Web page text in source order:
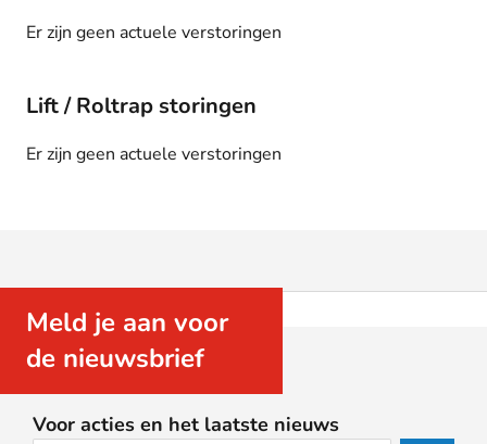
Er zijn geen actuele verstoringen
Lift / Roltrap storingen
Er zijn geen actuele verstoringen
Meld je aan voor
de nieuwsbrief
Voor acties en het laatste nieuws